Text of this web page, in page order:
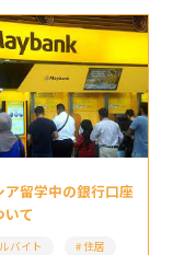
ア留学中の銀行口座
いて
バイト 住居